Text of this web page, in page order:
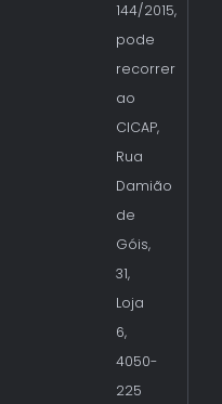
144/2015,
pode
recorrer
ao
CICAP,
Rua
Damião
de
Góis,
31,
Loja
6,
4050-
225